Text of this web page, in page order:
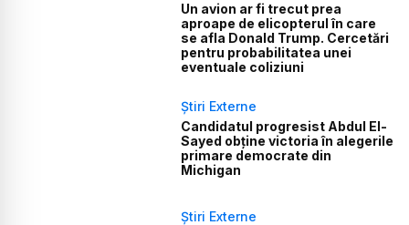
Un avion ar fi trecut prea
aproape de elicopterul în care
se afla Donald Trump. Cercetări
pentru probabilitatea unei
eventuale coliziuni
Știri Externe
Candidatul progresist Abdul El-
Sayed obține victoria în alegerile
primare democrate din
Michigan
Știri Externe